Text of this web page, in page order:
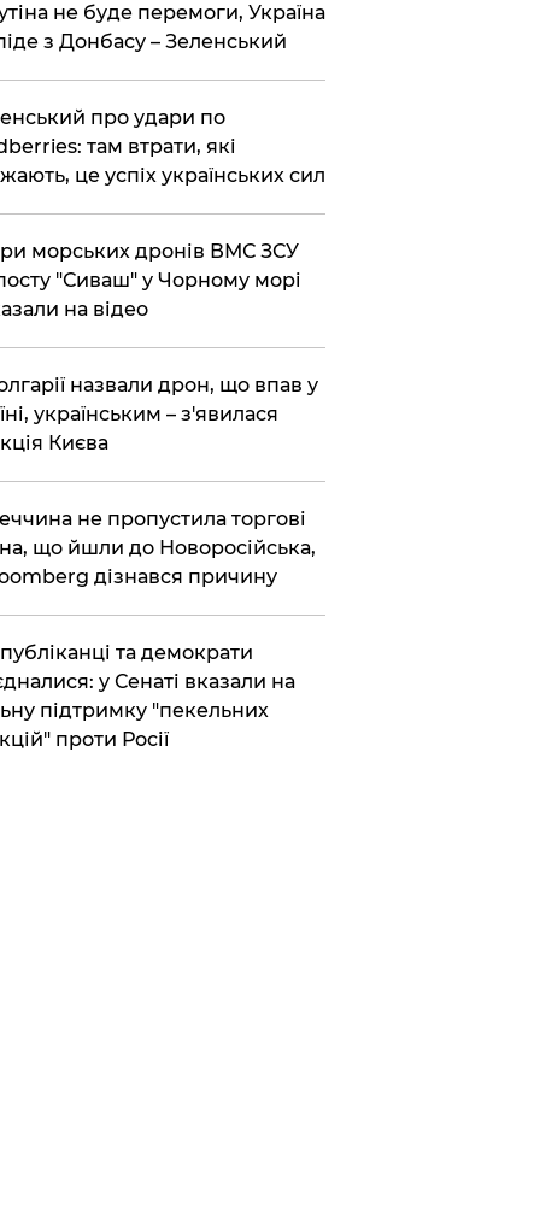
не буде перемоги, Україна
з Донбасу – Зеленський
про удари по
там втрати, які
це успіх українських сил
морських дронів ВМС ЗСУ
"Сиваш" у Чорному морі
на відео
назвали дрон, що впав у
українським – з'явилася
Києва
не пропустила торгові
що йшли до Новоросійська,
дізнався причину
та демократи
у Сенаті вказали на
підтримку "пекельних
проти Росії